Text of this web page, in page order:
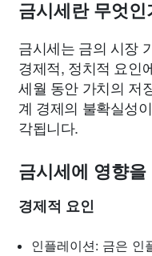
금시세란 무엇인
금시세는 금의 시장
경제적, 정치적 요인
세월 동안 가치의 저
계 경제의 불확실성
각됩니다.
금시세에 영향을
경제적 요인
인플레이션: 금은 인